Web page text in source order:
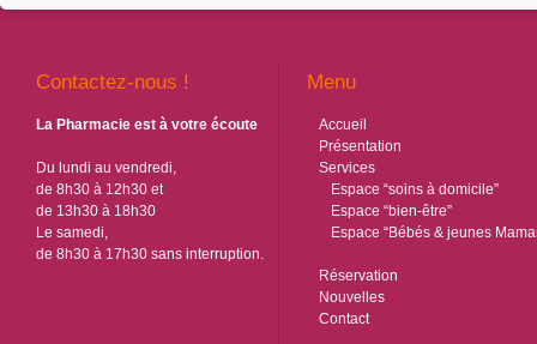
Contactez-nous !
La Pharmacie est à votre écoute
Du lundi au vendredi,
de 8h30 à 12h30 et
de 13h30 à 18h30
Le samedi,
de 8h30 à 17h30 sans interruption.
Menu
Accueil
Présentation
Services
Espace “soins à domicile”
Espace “bien-être”
Espace “Bébés & jeunes
Réservation
Nouvelles
Contact